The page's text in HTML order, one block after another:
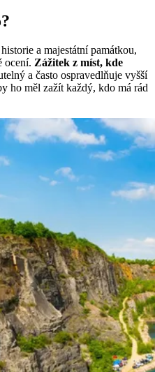
a majestátní památkou,
ocení. Zážitek z míst, kde
a často ospravedlňuje vyšší
ho měl zažít každý, kdo má rád